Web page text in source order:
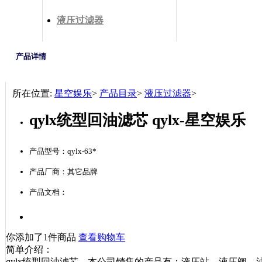
液压过滤器
产品详情
所在位置: 星空娱乐> 产品目录> 液压过滤器>
qylx统型回油滤芯 qylx-星空娱乐
产品型号：qylx-63*
产品厂商：其它品牌
产品文档：
你添加了1件商品 查看购物车
简单介绍：